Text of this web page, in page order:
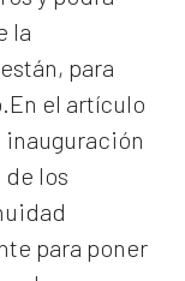
la
para
el artículo
inauguración
de los
para poner